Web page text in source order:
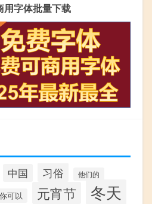
用字体批量下载
中国 习俗 他们的
你可以 元宵节 冬天